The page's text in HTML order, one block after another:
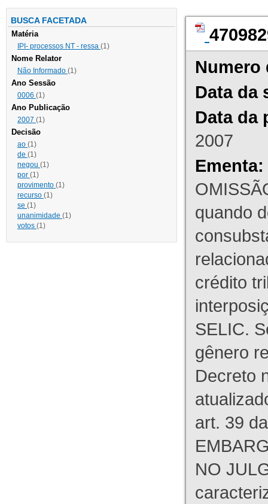
BUSCA FACETADA
Matéria
IPI- processos NT - ressa (1)
Nome Relator
Não Informado (1)
Ano Sessão
0006 (1)
Ano Publicação
2007 (1)
Decisão
ao (1)
de (1)
negou (1)
por (1)
provimento (1)
recurso (1)
se (1)
unanimidade (1)
votos (1)
Numero
Data da
Data da
2007
Ementa:
quando
crédito
SELIC.
gênero
Decreto
art. 39
NO